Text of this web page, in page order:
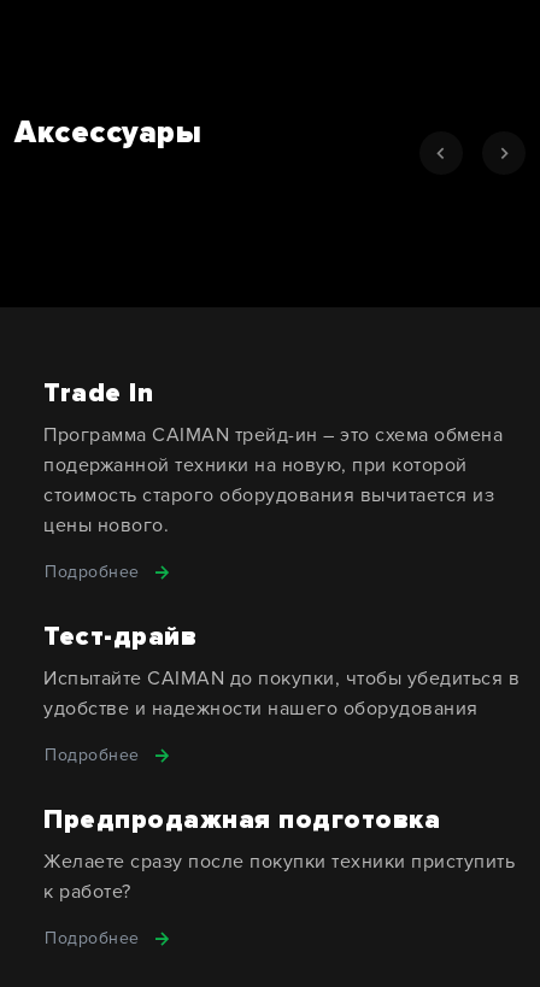
Аксессуары
Trade In
Программа CAIMAN трейд-ин – это схема обмена
подержанной техники на новую, при которой
стоимость старого оборудования вычитается из
цены нового.
Подробнее
Тест-драйв
Испытайте CAIMAN до покупки, чтобы убедиться в
удобстве и надежности нашего оборудования
Подробнее
Предпродажная подготовка
Желаете сразу после покупки техники приступить
к работе?
Подробнее